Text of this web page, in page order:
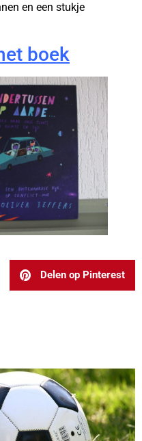
en een stukje
boek
Delen op Pinterest